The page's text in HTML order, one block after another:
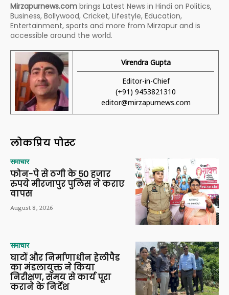
Mirzapurnews.com brings Latest News in Hindi on Politics,
Business, Bollywood, Cricket, Lifestyle, Education,
Entertainment, sports and more from Mirzapur and is
accessible around the world.
Virendra Gupta
Editor-in-Chief
(+91) 9453821310
editor@mirzapurnews.com
लोकप्रिय पोस्ट
समाचार
फोन-पे से ठगी के 50 हजार
रुपये मीरजापुर पुलिस ने कराए
वापस
August 8, 2026
समाचार
घाटों और निर्माणाधीन हेलीपैड
का मंडलायुक्त ने किया
निरीक्षण, समय से कार्य पूरा
कराने के निर्देश